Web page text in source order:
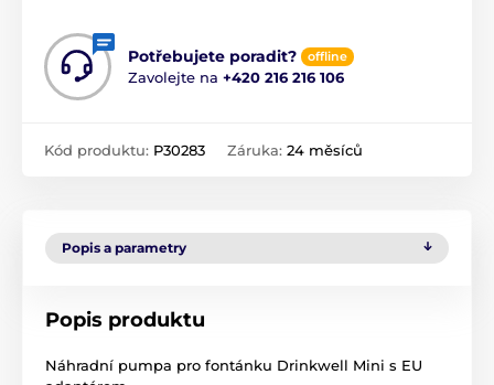
Potřebujete poradit? offline
Zavolejte na +420 216 216 106
Kód produktu: P30283 Záruka: 24 měsíců
Popis a parametry
Popis produktu
Náhradní pumpa pro fontánku Drinkwell Mini s EU